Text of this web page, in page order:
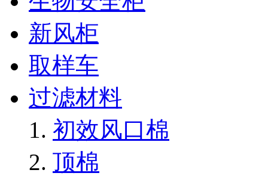
新风柜
取样车
过滤材料
初效风口棉
顶棉